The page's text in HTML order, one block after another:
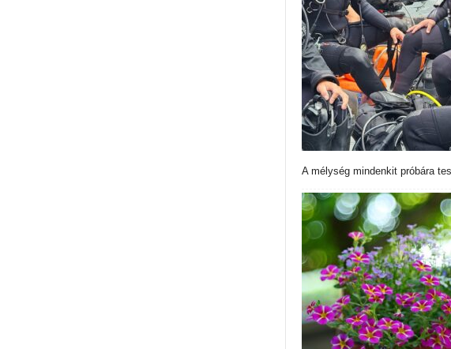
A mélység mindenkit próbára